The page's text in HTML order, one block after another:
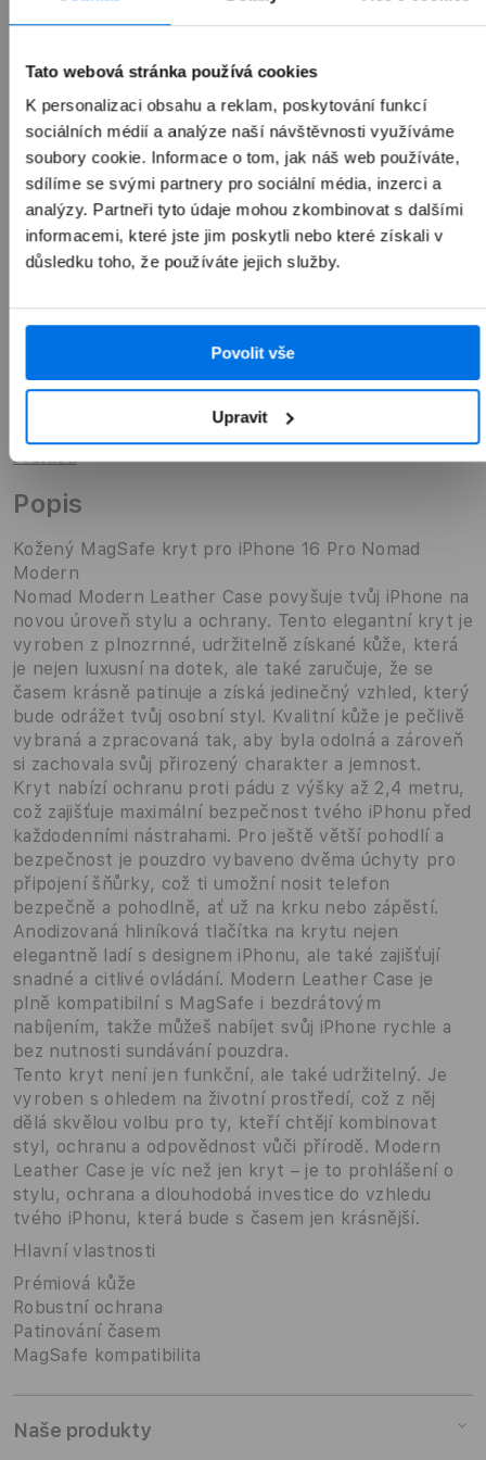
Tato webová stránka používá cookies
K personalizaci obsahu a reklam, poskytování funkcí
sociálních médií a analýze naší návštěvnosti využíváme
soubory cookie. Informace o tom, jak náš web používáte,
sdílíme se svými partnery pro sociální média, inzerci a
analýzy. Partneři tyto údaje mohou zkombinovat s dalšími
informacemi, které jste jim poskytli nebo které získali v
důsledku toho, že používáte jejich služby.
Povolit vše
Upravit
1 990 Kč
Přidat do košíku
Přehled
Popis
Kožený MagSafe kryt pro iPhone 16 Pro Nomad
Modern
Nomad Modern Leather Case povyšuje tvůj iPhone na
novou úroveň stylu a ochrany. Tento elegantní kryt je
vyroben z plnozrnné, udržitelně získané kůže, která
je nejen luxusní na dotek, ale také zaručuje, že se
časem krásně patinuje a získá jedinečný vzhled, který
bude odrážet tvůj osobní styl. Kvalitní kůže je pečlivě
vybraná a zpracovaná tak, aby byla odolná a zároveň
si zachovala svůj přirozený charakter a jemnost.
Kryt nabízí ochranu proti pádu z výšky až 2,4 metru,
což zajišťuje maximální bezpečnost tvého iPhonu před
každodenními nástrahami. Pro ještě větší pohodlí a
bezpečnost je pouzdro vybaveno dvěma úchyty pro
připojení šňůrky, což ti umožní nosit telefon
bezpečně a pohodlně, ať už na krku nebo zápěstí.
Anodizovaná hliníková tlačítka na krytu nejen
elegantně ladí s designem iPhonu, ale také zajišťují
snadné a citlivé ovládání. Modern Leather Case je
plně kompatibilní s MagSafe i bezdrátovým
nabíjením, takže můžeš nabíjet svůj iPhone rychle a
bez nutnosti sundávání pouzdra.
Tento kryt není jen funkční, ale také udržitelný. Je
vyroben s ohledem na životní prostředí, což z něj
dělá skvělou volbu pro ty, kteří chtějí kombinovat
styl, ochranu a odpovědnost vůči přírodě. Modern
Leather Case je víc než jen kryt – je to prohlášení o
stylu, ochrana a dlouhodobá investice do vzhledu
tvého iPhonu, která bude s časem jen krásnější.
Hlavní vlastnosti
Prémiová kůže
Robustní ochrana
Patinování časem
MagSafe kompatibilita
Naše produkty